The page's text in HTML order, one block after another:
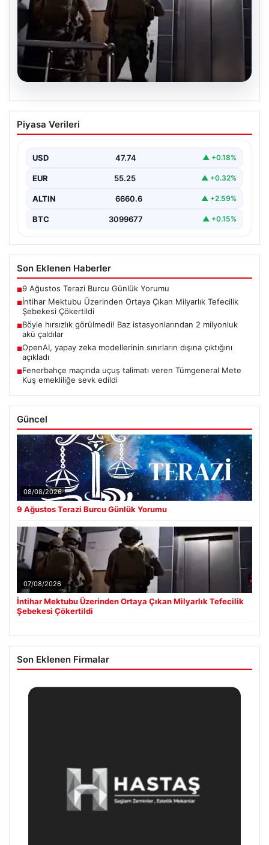
İntihar Mektubu Üzerinden Ortaya
Çıkan Milyarlık Tefecilik Şebekesi
Elazığ'da, tefecilere olan borçlarını belirten bir intihar
büyük çaplı…
Piyasa Verileri
USD 47.74 ▲ +0.18%
EUR 55.25 ▲ +0.32%
ALTIN 6660.6 ▲ +2.59%
BTC 3099677 ▲ +0.15%
Son Eklenen Haberler
■9 Ağustos Terazi Burcu Günlük Yorumu
■İntihar Mektubu Üzerinden Ortaya Çıkan Milyarlık Tefecilik
Şebekesi Çökertildi
■Böyle hırsızlık görülmedi! Baz istasyonlarından 2 milyonluk
akü çaldılar
■OpenAI, yapay zeka modellerinin sınırların dışına çıktığını
açıkladı
■Fenerbahçe maçında uçuş talimatı veren Tümgeneral Mete
Kuş emekliliğe sevk edildi
Güncel
08/08/2026
9 Ağustos Terazi Burcu Günlük Yorumu
07/08/2026
İntihar Mektubu Üzerinden Ortaya Çıkan Milyarlık Tefecilik
Şebekesi Çökertildi
Son Eklenen Firmalar